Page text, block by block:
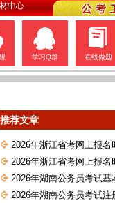
中心
学习Q群 在线做题
推荐文章
2026年浙江省考网上报名
2026年浙江省考网上报名
2026年湖南公务员考试基
2026年湖南公务员考试注